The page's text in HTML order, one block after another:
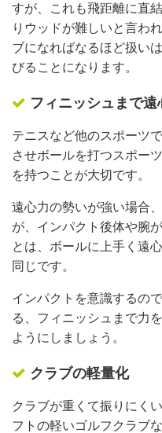
すが、これも飛距離に直
りウッドが難しいと言わ
ブになればなるほど扱い
びることになります。
フィニッシュまで
テニスなど他のスポーツ
させボールを打つスポー
を持つことが大切です。
遠心力の勢いが強い場合
が、インパクト後体や腕
とは、ボールに上手く遠
同じです。
インパクトを意識するの
る、フィニッシュまで力
ようにしましょう。
クラブの軽量化
クラブが重くて振りにく
フトの軽いゴルフクラブ